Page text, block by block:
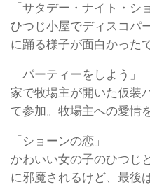
「サタデー・ナイト・シ
ひつじ小屋でディスコパ
に踊る様子が面白かった
「パーティーをしよう」
家で牧場主が開いた仮装
て参加。牧場主への愛情
「ショーンの恋」
かわいい女の子のひつじ
に邪魔されるけど、最後